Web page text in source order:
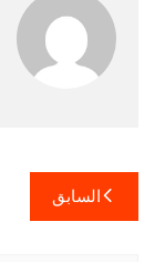
تصفّح
المقالات
السابق